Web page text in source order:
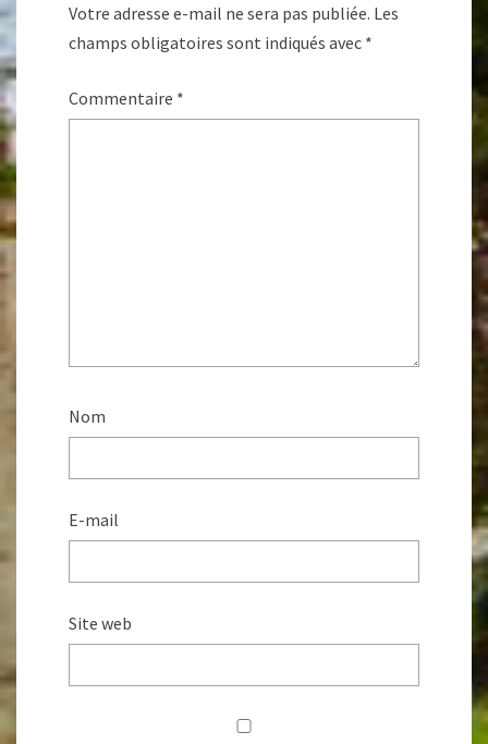
Votre adresse e-mail ne sera pas publiée. Les
champs obligatoires sont indiqués avec *
Commentaire *
Nom
E-mail
Site web